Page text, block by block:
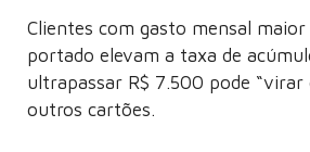
Clientes com gasto mensal
portado elevam a taxa de
ultrapassar R$ 7.500 pode
outros cartões.